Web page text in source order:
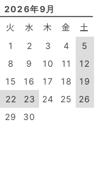
2026年9月
火 水 木 金 土
1 2 3 4
5
8 9 10 11
12
15 16 17 18
19
22 23 24 25
26
29 30